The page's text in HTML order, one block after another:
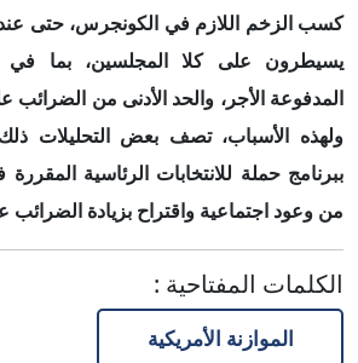
كسب الزخم اللازم في الكونجرس، حتى
يسيطرون على كلا المجلسين، بما في
المدفوعة الأجر، والحد الأدنى من الضرائب
ولهذه الأسباب، تصف بعض التحليلات
من وعود اجتماعية واقتراح بزيادة الضرائب
الكلمات المفتاحية :
الموازنة الأمريكية